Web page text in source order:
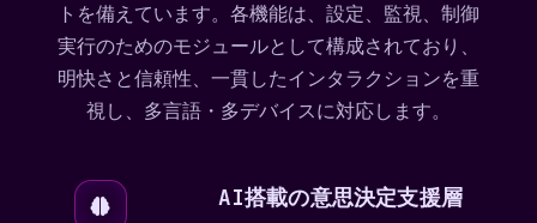
トを備えています。各機能は、設定、監視、制御
実行のためのモジュールとして構成されており、
明快さと信頼性、一貫したインタラクションを重
視し、多言語・多デバイスに対応します。
AI搭載の意思決定支援層